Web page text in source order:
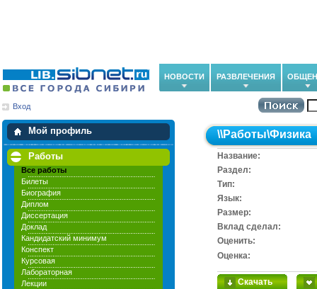
НОВОСТИ РАЗВЛЕЧЕНИЯ
Вход
Мой профиль
Мои закладки
Работы
Все работы
Билеты
Биография
Диплом
Диссертация
Доклад
Кандидатский минимум
Конспект
Курсовая
Лабораторная
Лекции
\\Работы\Физика
Название:
Раздел:
Тип:
Язык:
Размер:
Вклад сделал:
Оценить:
Оценка:
Скачать